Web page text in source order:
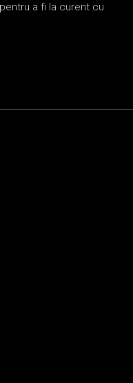
a fi la curent cu